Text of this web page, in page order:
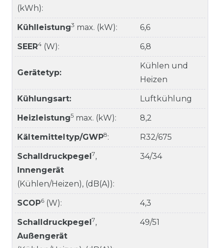
(kWh):
Kühlleistung3 max. (kW): 6,6
SEER4 (W): 6,8
Gerätetyp:
Kühlen und
Heizen
Kühlungsart: Luftkühlung
Heizleistung5 max. (kW): 8,2
Kältemitteltyp/GWP8: R32/675
Schalldruckpegel 7,
Innengerät
(Kühlen/Heizen), (dB(A)):
34/34
SCOP6 (W): 4,3
Schalldruckpegel 7,
Außengerät
49/51